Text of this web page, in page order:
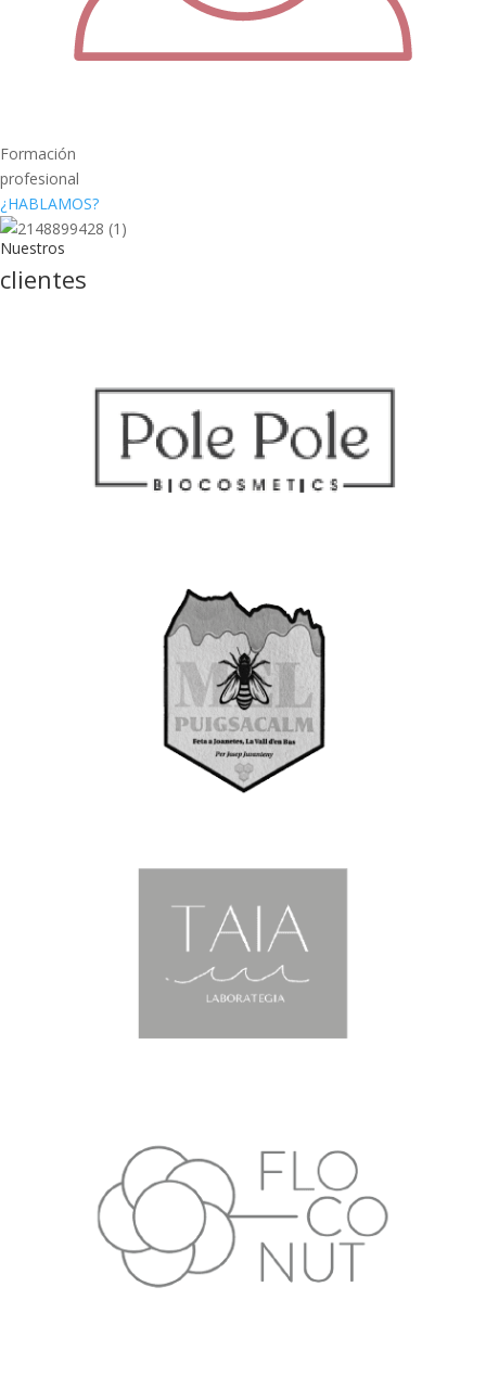
Formación
profesional
¿HABLAMOS?
Nuestros
clientes